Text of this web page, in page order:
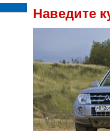
Наведите